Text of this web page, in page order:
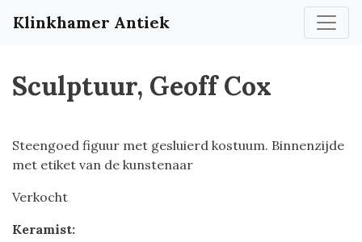
Klinkhamer Antiek
Sculptuur, Geoff Cox
Steengoed figuur met gesluierd kostuum. Binnenzijde
met etiket van de kunstenaar
Verkocht
Keramist: